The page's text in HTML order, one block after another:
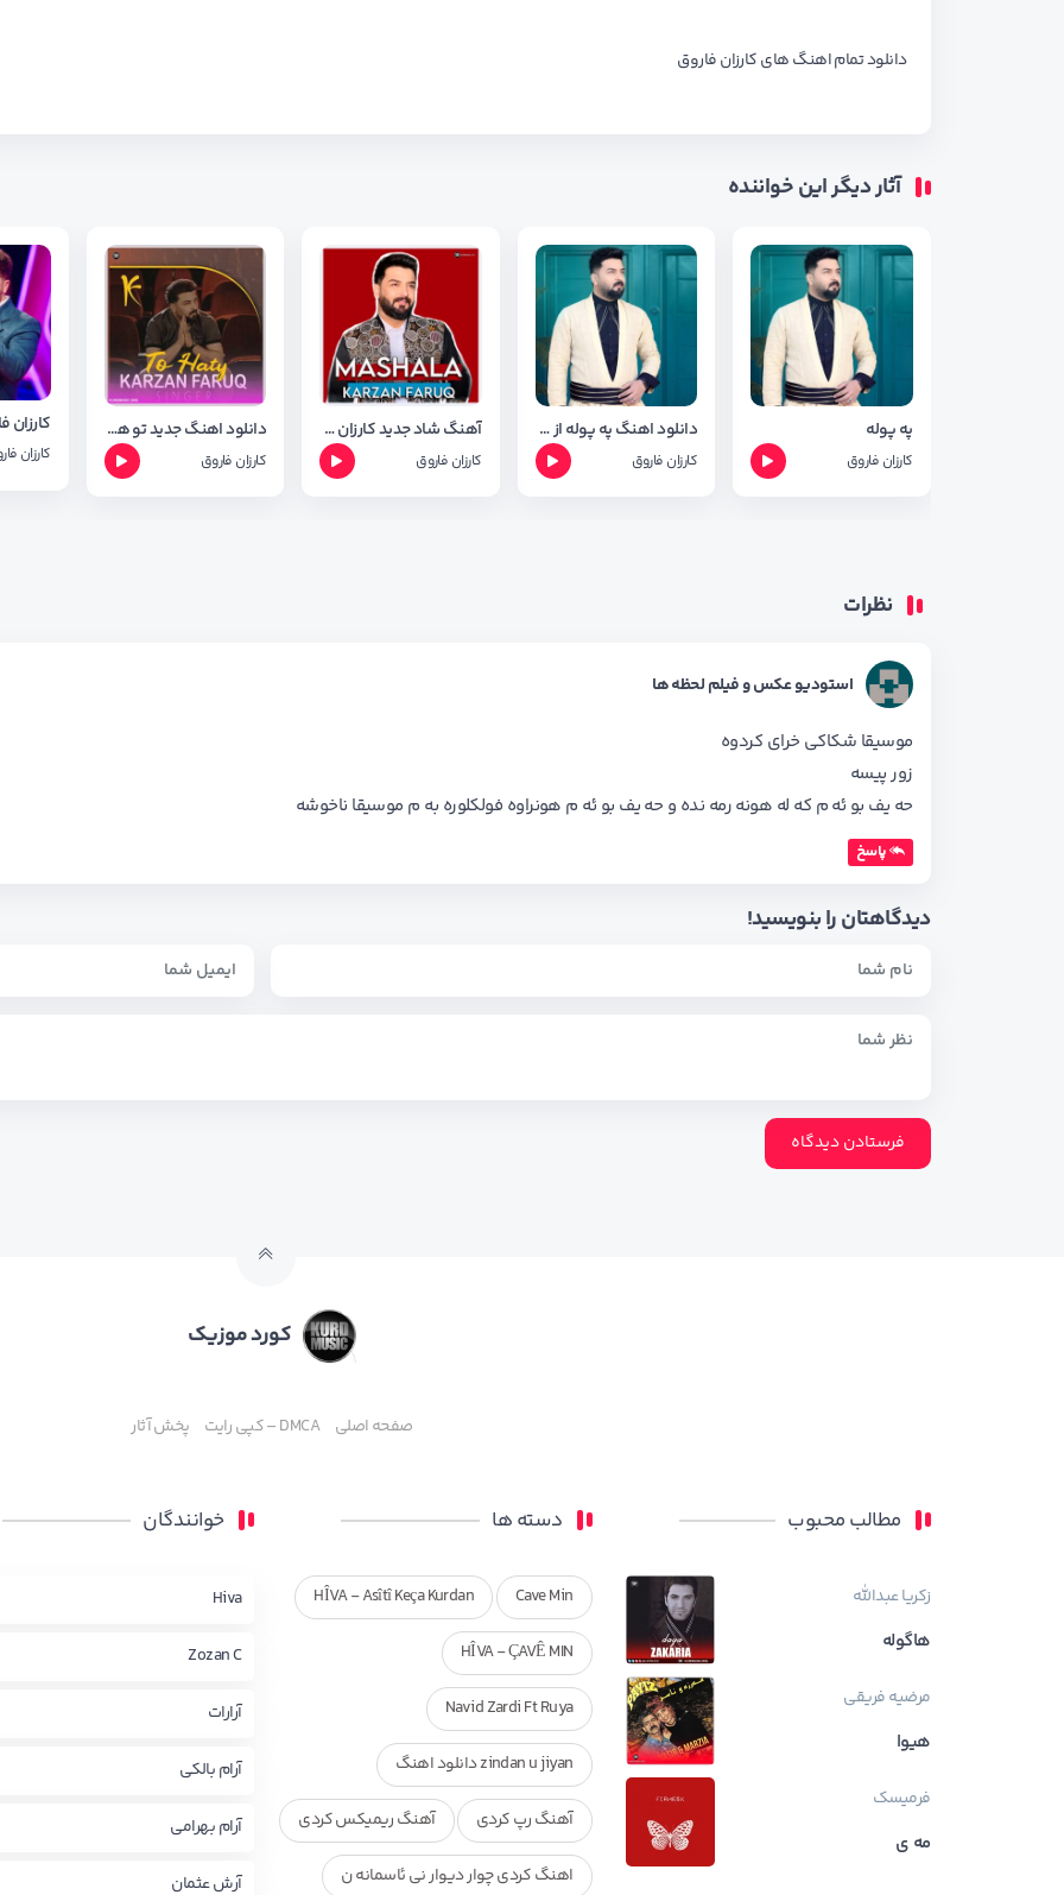
دانلود تمام اهنگ هایکارزان فاروق
آثار دیگر این خواننده
په پوله
کارزان فاروق
دانلود اهنگ په پوله از کارزان فاروق + شعر اهنگ
کارزان فاروق
آهنگ شاد جدید کارزان فاروق به نام ماشلا + متن اهنگ
کارزان فاروق
دانلود اهنگ جدید تو هاتی از کارزان فاروق + شعر اهنگ
کارزان فاروق کارزان
نظرات
استودیو عکس و فیلم لحظه ها
موسیقا شکاکی خرای کردوه
زور پیسه
حه یف بو ئه م که له هونه رمه نده و حه یف بو ئه م هونراوه فولکلوره به م موسیقا ناخوشه
پاسخ
دیدگاهتان را بنویسید!
کورد موزیک
صفحه اصلی DMCA – کپی رایت پخش آثار
مطالب محبوب
زکریا عبدالله
هاگوله
مرضیه فریقی
هیوا
فرمیسک
مه ی
دسته ها
Cave Min
HÎVA - Asîtî Keça Kurdan
HÎVA - ÇAVÊ MIN
Navid Zardi Ft Ruya
zindan u jiyan دانلود اهنگ
آهنگ رپ کردی آهنگ ریمیکس کردی
اهنگ کردی چوار دیوار نی ئاسمانه ن
خوانندگان
Hiva
Zozan C
آرارات
آرام بالکی
آرام بهرامی
آرش عثمان